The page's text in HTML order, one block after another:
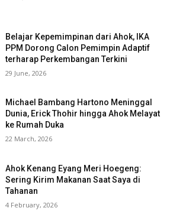
Belajar Kepemimpinan dari Ahok, IKA
PPM Dorong Calon Pemimpin Adaptif
terharap Perkembangan Terkini
29 June, 2026
Michael Bambang Hartono Meninggal
Dunia, Erick Thohir hingga Ahok Melayat
ke Rumah Duka
22 March, 2026
Ahok Kenang Eyang Meri Hoegeng:
Sering Kirim Makanan Saat Saya di
Tahanan
4 February, 2026